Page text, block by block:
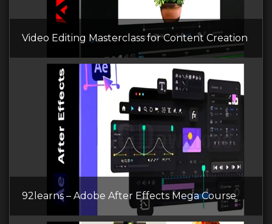
Video Editing Masterclass for Content Creation
92learns – Adobe After Effects Mega Course